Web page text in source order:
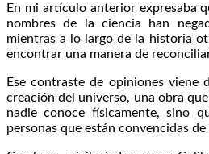
En mi artículo anterior expresaba
nombres de la ciencia han
mientras a lo largo de la historia
encontrar una manera de
Ese contraste de opiniones viene
creación del universo, una obra
nadie conoce físicamente, sino
personas que están convencidas